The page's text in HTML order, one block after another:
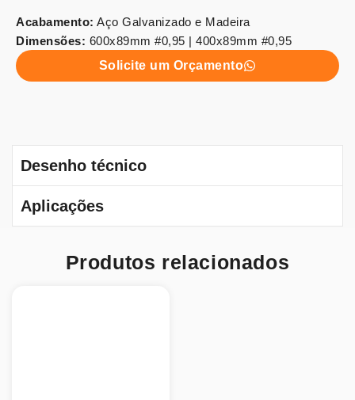
Acabamento: Aço Galvanizado e Madeira
Dimensões: 600x89mm #0,95 | 400x89mm #0,95
Solicite um Orçamento
Desenho técnico
Aplicações
Produtos relacionados